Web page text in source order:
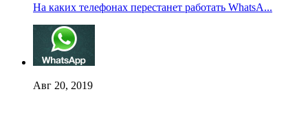
На каких телефонах перестанет работать WhatsA...
Авг 20, 2019